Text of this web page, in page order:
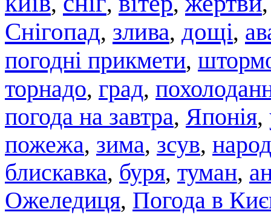
Снігопад, злива, дощі,
погодні прикмети,
торнадо, град,
погода на завтра, Японія,
пожежа, зима, зсув,
блискавка, буря, туман,
Ожеледиця, Погода в